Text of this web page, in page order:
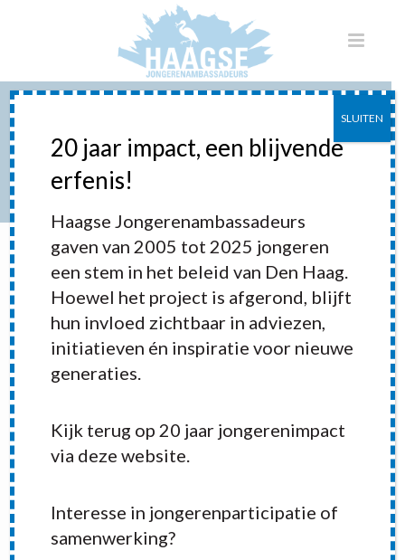
JONGERENSTADSLAB
JONGERENRAAD 070
Tijdens het #jongerenstadslab hebben wij
nagedacht over de jongerenraad070. Ook
zijn wij erachter gekomen dat veel
20 jaar impact, een blijvende
erfenis!
Haagse Jongerenambassadeurs
gaven van 2005 tot 2025 jongeren
een stem in het beleid van Den Haag.
Hoewel het project is afgerond, blijft
hun invloed zichtbaar in adviezen,
initiatieven én inspiratie voor nieuwe
generaties.
Kijk terug op 20 jaar jongerenimpact
via deze website.
Interesse in jongerenparticipatie of
samenwerking?
SLUITEN